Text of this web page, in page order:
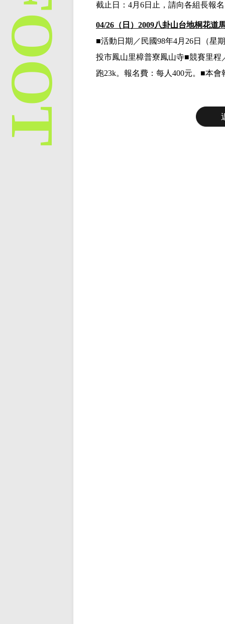
截止日：4月6日 止，請向各組長報
04/26 （日） 2009八卦山台地桐花道
■活動日期／民國98年4月26日
（星
投市鳳山里樟普寮鳳山寺■競賽里
跑23k。 報名費：每人 400元。■本會